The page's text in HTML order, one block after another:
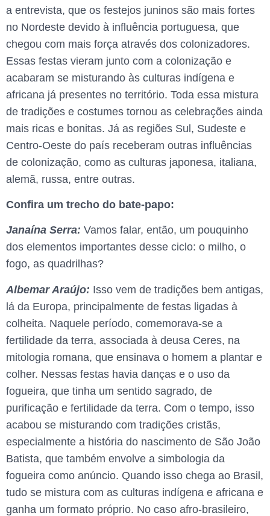
a entrevista, que os festejos juninos são mais fortes
no Nordeste devido à influência portuguesa, que
chegou com mais força através dos colonizadores.
Essas festas vieram junto com a colonização e
acabaram se misturando às culturas indígena e
africana já presentes no território. Toda essa mistura
de tradições e costumes tornou as celebrações ainda
mais ricas e bonitas. Já as regiões Sul, Sudeste e
Centro-Oeste do país receberam outras influências
de colonização, como as culturas japonesa, italiana,
alemã, russa, entre outras.
Confira um trecho do bate-papo:
Janaína Serra: Vamos falar, então, um pouquinho
dos elementos importantes desse ciclo: o milho, o
fogo, as quadrilhas?
Albemar Araújo: Isso vem de tradições bem antigas,
lá da Europa, principalmente de festas ligadas à
colheita. Naquele período, comemorava-se a
fertilidade da terra, associada à deusa Ceres, na
mitologia romana, que ensinava o homem a plantar e
colher. Nessas festas havia danças e o uso da
fogueira, que tinha um sentido sagrado, de
purificação e fertilidade da terra. Com o tempo, isso
acabou se misturando com tradições cristãs,
especialmente a história do nascimento de São João
Batista, que também envolve a simbologia da
fogueira como anúncio. Quando isso chega ao Brasil,
tudo se mistura com as culturas indígena e africana e
ganha um formato próprio. No caso afro-brasileiro,